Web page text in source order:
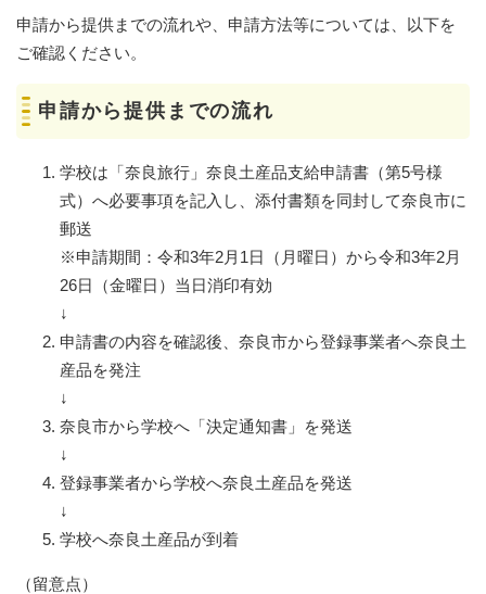
申請から提供までの流れや、申請方法等については、以下を
ご確認ください。
申請から提供までの流れ
学校は「奈良旅行」奈良土産品支給申請書（第5号様
式）へ必要事項を記入し、添付書類を同封して奈良市に
郵送
※申請期間：令和3年2月1日（月曜日）から令和3年2月
26日（金曜日）当日消印有効
↓
申請書の内容を確認後、奈良市から登録事業者へ奈良土
産品を発注
↓
奈良市から学校へ「決定通知書」を発送
↓
登録事業者から学校へ奈良土産品を発送
↓
学校へ奈良土産品が到着
（留意点）